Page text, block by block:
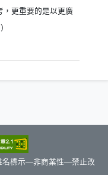
，更重要的是以更廣
名標示—非商業性—禁止改